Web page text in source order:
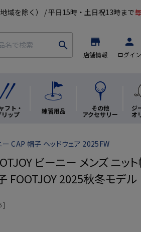
地域を除く） / 平日15時・土日祝13時まで
search store
店舗情報
person
ログイン
フト・
リップ 練習用品 その他
アクセサリー
ジ
オ
ー CAP 帽子 ヘッドウェア 2025FW
ビーニー メンズ ニッ
FOOTJOY 2025秋冬モデ